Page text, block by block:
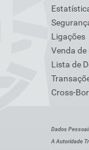
Ligações
Venda de
Lista de
Cross-
Dados
A Autoridade